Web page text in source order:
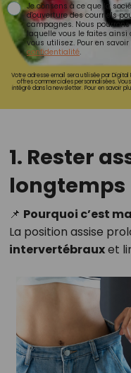
Je consens à ce que la
d'ouverture des courriels
campagnes. Nous
laquelle vous le faites
vous utilisez. Pour en
confidentialité.
Votre adresse email sera utilisée par
offres commerciales personnalisées.
intégré dans la newsletter. Pour en savoir
1. Rester
longtemps
📌 Pourquoi c’est
La position assise
intervertébrauxet